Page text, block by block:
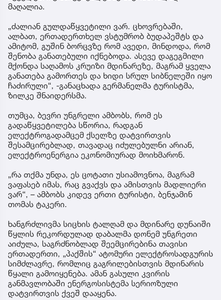
მაღალია.
„ძალიან გულდაწყვეტილი ვარ. ცხოვრებაში,
ალბათ, ერთადერთხელ ვსტუმრობ ბუდაპეშტს და
ამიტომ, გუშინ ბორცვზე რომ ავედი, მინდოდა, რომ
შენობა განათებული იქნებოდა. ასევე დაგეგმილი
მქონდა საღამოს კრუიზი მდინარეზე, მაგრამ ყველა
განათება გამორთეს და ხიდი სრულ სიბნელეში იყო
ჩაძირული“, -განაცხადა გერმანელმა ტურისტმა,
ზილკე შნაიდერსმა.
თუმცა, ბევრი უნგრელი ამბობს, რომ ეს
გადაწყვეტილება სწორია, რადგან
ელექტროგადამცემ ქსელზე დატვირთვის
შესამცირებლად, თავადაც იძულებულნი არიან,
ელექტროენერგია ეკონომიურად მოიხმარონ.
„რა თქმა უნდა, ეს ცოტათი უსიამოვნოა, მაგრამ
ვაფასებ იმას, რაც გვაქვს და ამისთვის მადლიერი
ვარ“, – ამბობს კიდევ ერთი ტურისტი, ბენჯამინ
თომას ტაკერი.
ხანგრძლივმა სიცხის ტალღამ და მდინარე დუნაიში
წყლის რეკორდულად დაბალმა დონემ უნგრეთი
აიძულა, საგრძნობლად შეემცირებინა თავისი
ერთადერთი, „პაქშის“ ატომური ელექტროსადგურის
სიმძლავრე, რომლიც გაგრილებისთვის მდინარის
წყალი გამოიყენება. ამან გასული კვირის
განმავლობაში ენერგოსისტემა სერიოზული
დატვირთვის ქვეშ დააყენა.